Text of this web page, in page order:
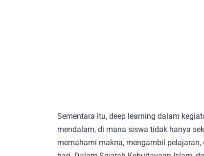
Sementara itu, deep learning dalam
mendalam, di mana siswa tidak hanya
memahami makna, mengambil